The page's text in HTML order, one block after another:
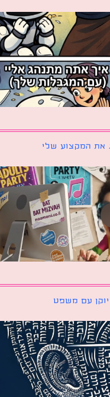
שלי
משפט